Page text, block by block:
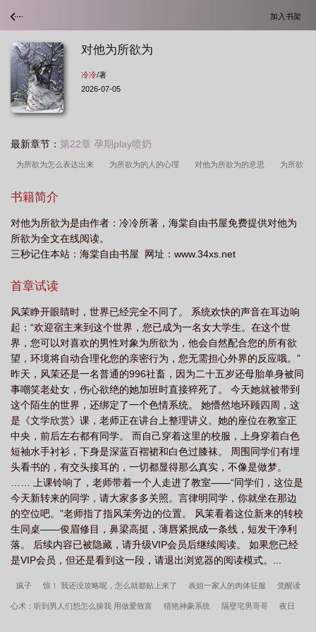
加入书架
对他为所欲为
冷冷/著
2026-07-05
最新章节： 第22章 孕期play喷奶
为所欲为怎么表达出来 为所欲为的人的心理 对他为所欲为的意思 为所欲
的 相对你为所欲为
川 为所欲为的含义 对他为所欲为冷冷全文免费阅读 他的为所欲为
po 为什么他对我为所欲为的感觉
书籍简介
对他为所欲为是由作者：冷冷所著，海棠自由书屋免费提供对他为
所欲为全文在线阅读。
三秒记住本站：海棠自由书屋 网址：www.34xs.net
首章试读
风茉睁开眼睛时，世界已经完全不同了。 系统欢快的声音在耳边响
起：“欢迎宿主来到这个世界，您已成为一名女大学生。在这个世
界，您可以对喜欢的男性对象为所欲为，他会自然配合您的所有欲
望，环境将自动合理化您的亲密行为，您无需担心外界的反应哦。”
昨天，风茉还是一名普通的996社畜，因为二十五岁还母胎单身被同
事嘲笑老处女，伤心欲绝的她加班时直接猝死了。 今天她就被带到
这个陌生的世界，还绑定了一个色情系统。 她懵然地环顾四周，这
是《文学欣赏》课，老师正在讲台上整理讲义。她的座位在教室正
中央，前后左右都有同学。 而自己穿着这里的校服，上身穿着白色
短袖水手衬衫，下身是深蓝百褶裙和白色过膝袜。 周围同学们有埋
头看书的，有交头接耳的，一切都显得那么真实，不像是做梦。
…… 上课铃响了，老师带着一个人走进了教室——“同学们，这位是
今天新转来的同学，请大家多多关照。言律明同学，你就坐在那边
的空位吧。”老师指了指风茉旁边的位置。 风茉看着这位新来的转校
生同桌——俊眉修目，鼻梁高挺，薄唇紧抿成一条线，短发干净利
落。 后续内容已被隐藏，请升级VIP会员后继续阅读。 如果您已经
是VIP会员，但还是看到这一段，请退出浏览器的阅读模式。...
疯子 惊！ 我还没攻略呢，怎么就都贴上来了 表姐一家人的肉体征服 觉醒读
心术：听到男人们想怎么操我 用做爱致富 猎艳神豪系统 隔壁宅男哥哥 夜日